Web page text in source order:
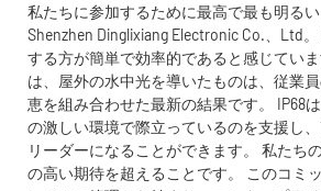
私たちに参加するために最高で最も明る
Shenzhen Dinglixiang Electronic Co.、Ltd
する方が簡単で効率的であると感じていま
は、屋外の水中光を導いたものは、従業
恵を組み合わせた最新の結果です。 IP68
の激しい環境で際立っているのを支援し
リーダーになることができます。 私たち
の高い期待を超えることです。 このコミ